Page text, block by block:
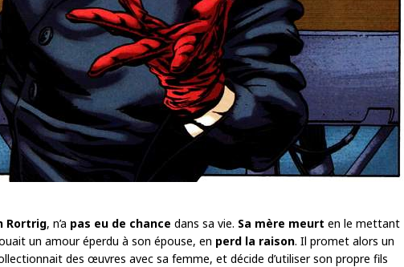
Rortrig, n’a pas eu de chance dans sa vie. Sa mère meurt en le mettant
un amour éperdu à son épouse, en perd la raison. Il promet alors un
des œuvres avec sa femme, et décide d’utiliser son propre fils